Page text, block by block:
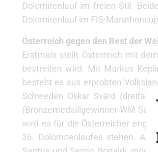
Dolomitenlauf im freien Stil.
Dolomitenlauf im FIS-
Österreich gegen den Rest der
Erstmals stellt Österreich mit
bestreiten wird. Mit Markus
besteht es aus erprobten
Schweden Oskar Svärd
(Bronzemedaillgewinner WM
wird es für die Österreicher eng.
36. Dolomitenlaufes stehen.